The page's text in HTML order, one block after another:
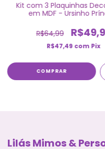
Kit com 3 Plaquinhas
em MDF - Ursinho
R$64,99
R$47,49 com Pix
COMPRAR
Lilás Mimos &